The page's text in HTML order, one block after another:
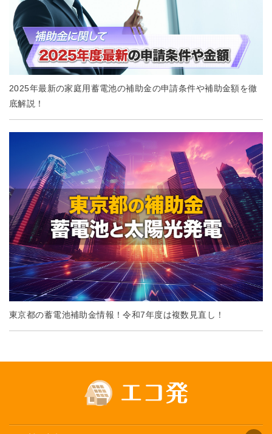
2025年最新の家庭用蓄電池の補助金の申請条件や補助金額を徹
底解説！
東京都の蓄電池補助金情報！令和7年度は複数見直し！